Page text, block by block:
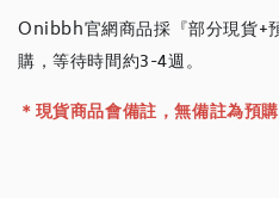
Onibbh官網商品採『部分現貨+
購，等待時間約3-4週。
＊現貨商品會備註，無備註為預購